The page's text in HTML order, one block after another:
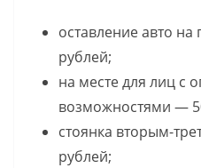
оставление авто
рублей;
на месте для лиц с
возможностями —
стоянка вторым-
рублей;